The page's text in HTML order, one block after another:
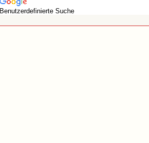
Benutzerdefinierte Suche